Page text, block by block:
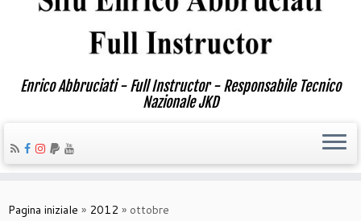
Enrico Abbruciati - Full Instructor - Responsabile Tecnico
Nazionale JKD
Pagina iniziale » 2012 » ottobre